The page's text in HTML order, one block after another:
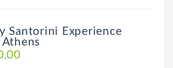
Santorini Experience